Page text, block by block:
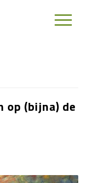
op (bijna) de